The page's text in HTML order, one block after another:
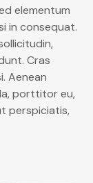
elementum
in consequat.
Cras
Aenean
porttitor eu,
perspiciatis,